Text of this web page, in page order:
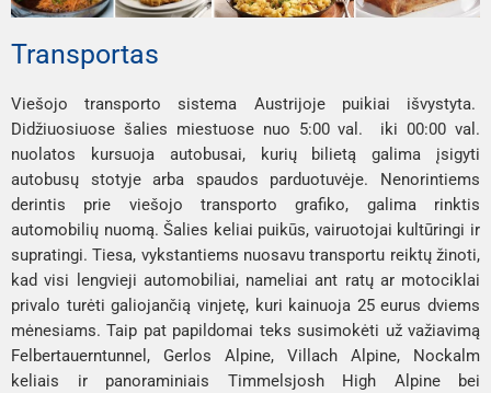
Transportas
Viešojo transporto sistema Austrijoje puikiai išvystyta.
Didžiuosiuose šalies miestuose nuo 5:00 val. iki 00:00 val.
nuolatos kursuoja autobusai, kurių bilietą galima įsigyti
autobusų stotyje arba spaudos parduotuvėje. Nenorintiems
derintis prie viešojo transporto grafiko, galima rinktis
automobilių nuomą. Šalies keliai puikūs, vairuotojai kultūringi ir
supratingi. Tiesa, vykstantiems nuosavu transportu reiktų žinoti,
kad visi lengvieji automobiliai, nameliai ant ratų ar motociklai
privalo turėti galiojančią vinjetę, kuri kainuoja 25 eurus dviems
mėnesiams. Taip pat papildomai teks susimokėti už važiavimą
Felbertauerntunnel , Gerlos Alpine, Villach Alpine,
Nockalm
keliais ir panoraminiais Timmelsjosh High Alpinebei